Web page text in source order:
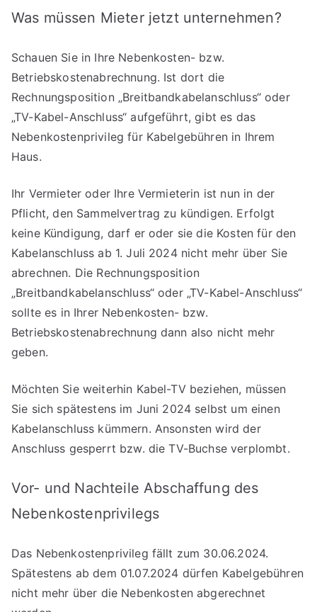
Was müssen Mieter jetzt unternehmen?
Schauen Sie in Ihre Nebenkosten- bzw.
Betriebskostenabrechnung. Ist dort die
Rechnungsposition „Breitbandkabelanschluss“ oder
„TV-Kabel-Anschluss“ aufgeführt, gibt es das
Nebenkostenprivileg für Kabelgebühren in Ihrem
Haus.
Ihr Vermieter oder Ihre Vermieterin ist nun in der
Pflicht, den Sammelvertrag zu kündigen. Erfolgt
keine Kündigung, darf er oder sie die Kosten für den
Kabelanschluss ab 1. Juli 2024 nicht mehr über Sie
abrechnen. Die Rechnungsposition
„Breitbandkabelanschluss“ oder „TV-Kabel-Anschluss“
sollte es in Ihrer Nebenkosten- bzw.
Betriebskostenabrechnung dann also nicht mehr
geben.
Möchten Sie weiterhin Kabel-TV beziehen, müssen
Sie sich spätestens im Juni 2024 selbst um einen
Kabelanschluss kümmern. Ansonsten wird der
Anschluss gesperrt bzw. die TV-Buchse verplombt.
Vor- und Nachteile Abschaffung des
Nebenkostenprivilegs
Das Nebenkostenprivileg fällt zum 30.06.2024.
Spätestens ab dem 01.07.2024 dürfen Kabelgebühren
nicht mehr über die Nebenkosten abgerechnet